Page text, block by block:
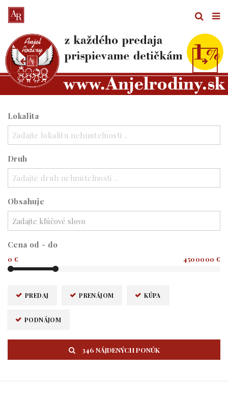
Lokalita
Zadajte lokalitu nehnuteľnosti ..
Druh
Zadajte druh nehnuteľnosti ..
Obsahuje
Cena od - do
0 € 4500000 €
PREDAJ PRENÁJOM KÚPA
PODNÁJOM
346 NÁJDENÝCH PONÚK